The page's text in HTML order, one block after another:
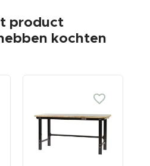
product
kochten